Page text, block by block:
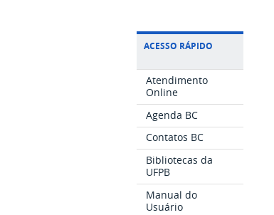
ACESSO RÁPIDO
Atendimento
Online
Agenda BC
Contatos BC
Bibliotecas da
UFPB
Manual do
Usuário